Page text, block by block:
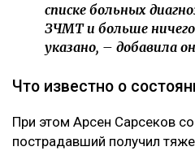
списке больных
ЗЧМТ и больше
указано, – добавила
Что известно о
При этом Арсен Сарсеков
пострадавший получил